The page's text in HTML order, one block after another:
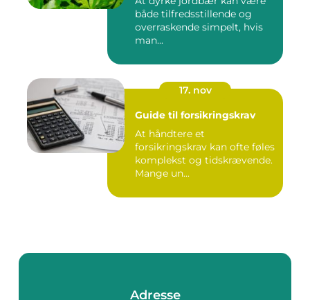
både tilfredsstillende og
overraskende simpelt, hvis
man...
17. nov
Guide til forsikringskrav
At håndtere et
forsikringskrav kan ofte føles
komplekst og tidskrævende.
Mange un...
Adresse